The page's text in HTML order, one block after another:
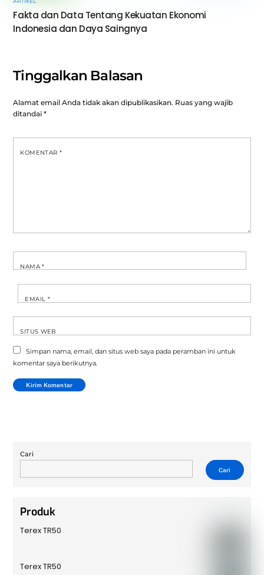
Fakta dan Data Tentang Kekuatan Ekonomi
Indonesia dan Daya Saingnya
Tinggalkan Balasan
Alamat email Anda tidak akan dipublikasikan. Ruas yang wajib
ditandai*
KOMENTAR *
NAMA*
EMAIL *
SITUS WEB
Simpan nama, email, dan situs web saya pada peramban ini untuk
komentar saya berikutnya.
Cari
Cari
Produk
Terex TR50
Terex TR50